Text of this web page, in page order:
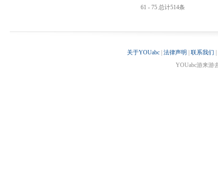
61 - 75 总计514条
关于YOUabc| 法律声明 联系我们
YOUabc游来游